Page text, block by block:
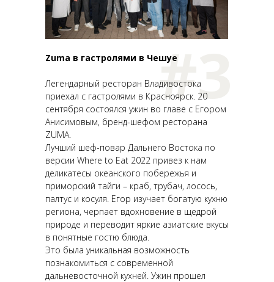
#3
Zuma в гастролями в Чешуе
Легендарный ресторан Владивостока
приехал с гастролями в Красноярск. 20
сентября состоялся ужин во главе с Егором
Анисимовым, бренд-шефом ресторана
ZUMA.
Лучший шеф-повар Дальнего Востока по
версии Where to Eat 2022 привез к нам
деликатесы океанского побережья и
приморский тайги – краб, трубач, лосось,
палтус и косуля. Егор изучает богатую кухню
региона, черпает вдохновение в щедрой
природе и переводит яркие азиатские вкусы
в понятные гостю блюда.
Это была уникальная возможность
познакомиться с современной
дальневосточной кухней. Ужин прошел